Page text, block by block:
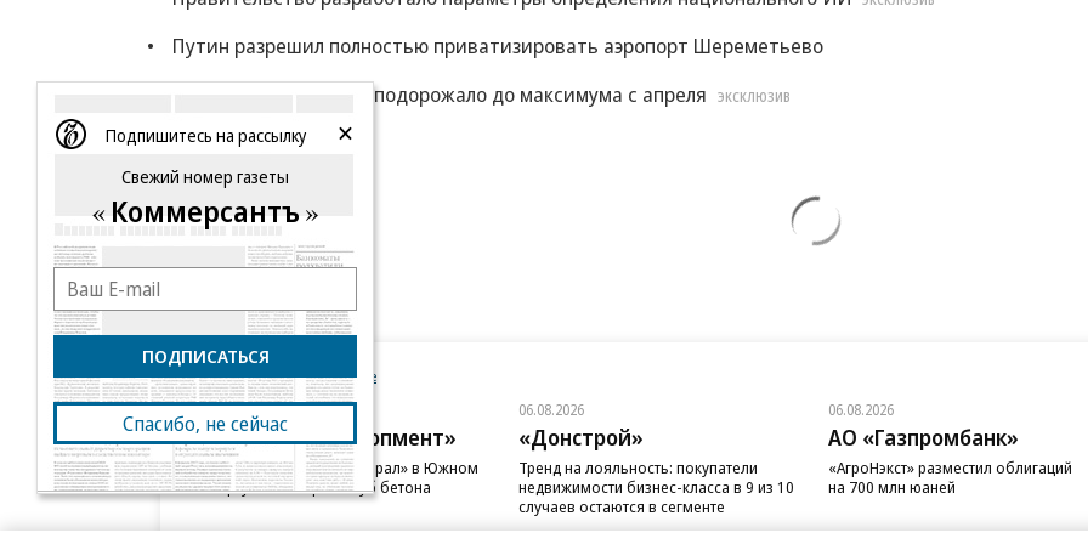
Путин разрешил полностью приватизировать аэропорт Шереметьево
Дизтопливо в Европе подорожало до максимума с апреля
ЭКСКЛЮЗИВ
Еще
Новости компаний Все
06.08.2026
ГК «Галс-Девелопмент»
В бизнес-центре «Адмирал» в Южном
порту залит первый куб бетона
06.08.2026
«Донстрой»
Тренд на лояльность: покупатели
недвижимости бизнес-класса в 9 из 10
случаев остаются в сегменте
06.08.2026
АО «Газпромбанк»
«АгроНэкст» разместил облигаций
на 700 млн юаней
Подпишитесь на рассылку
Свежий номер газеты
Коммерсантъ
ПОДПИСАТЬСЯ
Спасибо, не сейчас